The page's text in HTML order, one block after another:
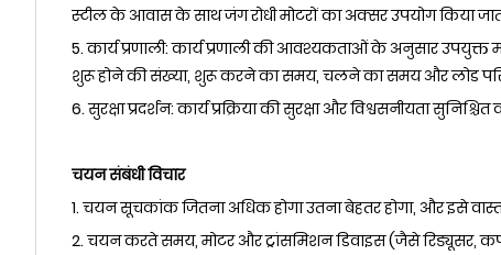
स्टील के आवास के साथ जंग रोधी मोटरों का अक्सर उपयोग किया
5. कार्य प्रणाली: कार्य प्रणाली की आवश्यकताओं के अनुसार उपयुक्त
शुरू होने की संख्या, शुरू करने का समय, चलने का समय और लोड
6. सुरक्षा प्रदर्शन: कार्य प्रक्रिया की सुरक्षा और विश्वसनीयता
चयन संबंधी विचार
1. चयन सूचकांक जितना अधिक होगा उतना बेहतर होगा, और इसे
2. चयन करते समय, मोटर और ट्रांसमिशन डिवाइस (जैसे रिड्यूसर,